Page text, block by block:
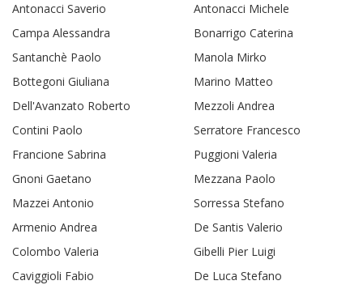
Antonacci Saverio
Antonacci Michele
Campa Alessandra
Bonarrigo Caterina
Santanchè Paolo
Manola Mirko
Bottegoni Giuliana
Marino Matteo
Dell'Avanzato Roberto
Mezzoli Andrea
Contini Paolo
Serratore Francesco
Francione Sabrina
Puggioni Valeria
Gnoni Gaetano
Mezzana Paolo
Mazzei Antonio
Sorressa Stefano
Armenio Andrea
De Santis Valerio
Colombo Valeria
Gibelli Pier Luigi
Caviggioli Fabio
De Luca Stefano